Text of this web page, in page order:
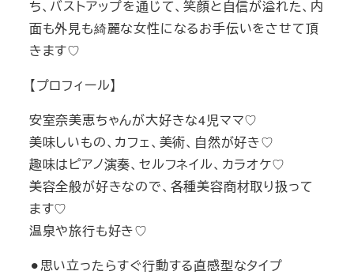
ち、バストアップを通じて、笑顔と自信が溢れた、内
面も外見も綺麗な女性になるお手伝いをさせて頂
きます♡
【プロフィール】
安室奈美恵ちゃんが大好きな4児ママ♡
美味しいもの、カフェ、美術、自然が好き♡
趣味はピアノ演奏、セルフネイル、カラオケ♡
美容全般が好きなので、各種美容商材取り扱って
ます♡
温泉や旅行も好き♡
⚫︎思い立ったらすぐ行動する直感型なタイプ